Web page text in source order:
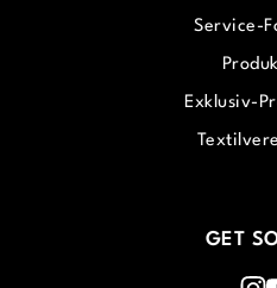
Service-
Exklusiv-
GET